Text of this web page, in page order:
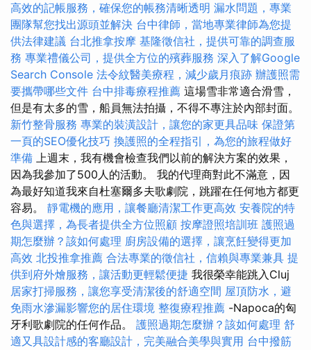
高效的記帳服務，確保您的帳務清晰透明 漏水問題，專業
團隊幫您找出源頭並解決 台中律師，當地專業律師為您提
供法律建議 台北推拿按摩 基隆徵信社，提供可靠的調查服
務 專業禮儀公司，提供全方位的殯葬服務 深入了解Google
Search Console 法令紋醫美療程，減少歲月痕跡 辦護照需
要攜帶哪些文件 台中排毒療程推薦 這場雪非常適合滑雪，
但是有太多的雪，船員無法拍攝，不得不專注於內部封面。
新竹整骨服務 專業的裝潢設計，讓您的家更具品味 保證第
一頁的SEO優化技巧 換護照的全程指引，為您的旅程做好
準備 上週末，我有機會檢查我們以前的解決方案的效果，
因為我參加了500人的活動。 我的代理商對此不滿意，因
為最好知道我來自杜塞爾多夫歌劇院，跳躍在任何地方都更
容易。 靜電機的應用，讓餐廳清潔工作更高效 安養院的特
色與選擇，為長者提供全方位照顧 按摩證照培訓班 護照過
期怎麼辦？該如何處理 廚房設備的選擇，讓烹飪變得更加
高效 北投推拿推薦 合法專業的徵信社，信賴與專業兼具 提
供到府外燴服務，讓活動更輕鬆便捷 我很榮幸能跳入Cluj
居家打掃服務，讓您享受清潔後的舒適空間 屋頂防水，避
免雨水滲漏影響您的居住環境 整復療程推薦 -Napoca的匈
牙利歌劇院的任何作品。 護照過期怎麼辦？該如何處理 舒
適又具設計感的客廳設計，完美融合美學與實用 台中撥筋